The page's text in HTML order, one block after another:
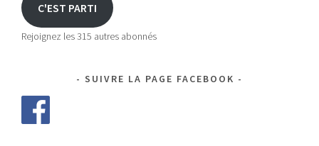
C'EST PARTI
Rejoignez les 315 autres abonnés
SUIVRE LA PAGE FACEBOOK